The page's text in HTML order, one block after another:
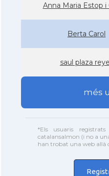
Anna Maria Estop i
Berta Carol
saul plaza
més
*Els usuaris
catalansalmon (i no a
han trobat una web allà